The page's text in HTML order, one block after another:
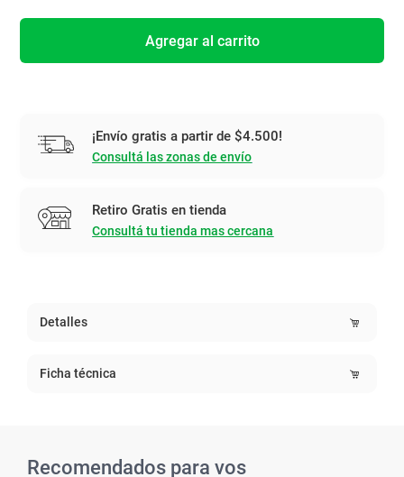
Agregar al carrito
¡Envío gratis a partir de $4.500!
Consultá las zonas de envío
Retiro Gratis en tienda
Consultá tu tienda mas cercana
Detalles
Ficha técnica
Recomendados para vos